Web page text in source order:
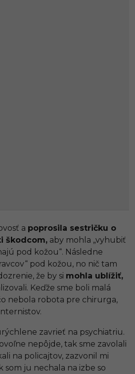
a poprosila sestričku o
škodcom, aby mohla „vyhubiť
pod kožou“. Následne
pod kožou, no nič tam
že by si mohla ublížiť,
Keďže sme boli malá
nebola robota pre chirurga,
zavrieť na psychiatriu.
nepôjde, tak sme zavolali
na policajtov, zazvonil mi
som ju nechala na izbe so